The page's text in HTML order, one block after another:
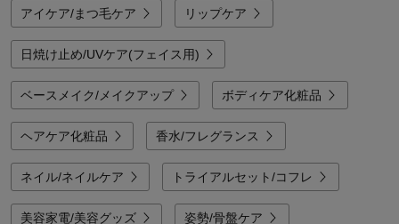
アイケア/まつ毛ケア リップケア
日焼け止め/UVケア(フェイス用)
ベースメイク/メイクアップ ボディケア化粧品
ヘアケア化粧品 香水/フレグランス
ネイル/ネイルケア トライアルセット/コフレ
美容家電/美容グッズ 姿勢/骨盤ケア